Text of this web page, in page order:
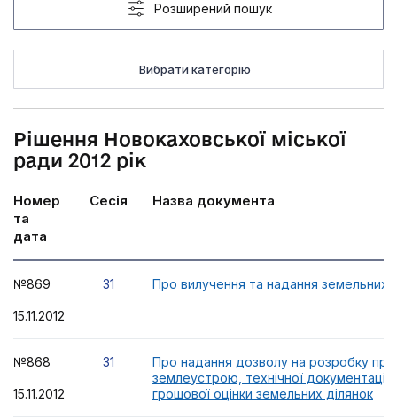
Розширений пошук
Вибрати категорію
Рішення Новокаховської міської
ради 2012 рік
Номер
та
дата
Сесія Назва документа
№869
15.11.2012
31 Про вилучення та надання земельних
№868
15.11.2012
31
Про надання дозволу на розробку
землеустрою, технічної документації
грошової оцінки земельних ділянок